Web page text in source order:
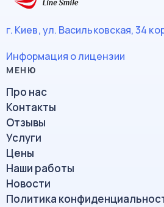
г. Киев, ул. Васильковская, 34
Информация о лицензии
Про нас
Контакты
Отзывы
Услуги
Цены
Наши работы
Новости
Политика